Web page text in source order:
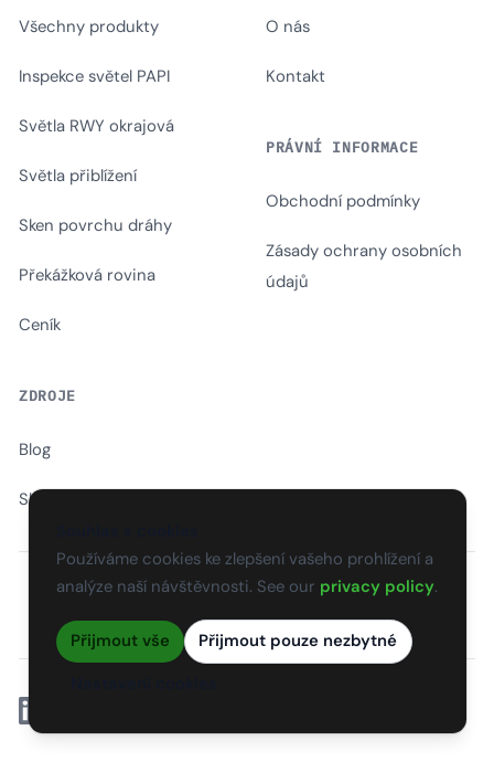
Všechny produkty
Inspekce světel PAPI
Světla RWY okrajová
Světla přiblížení
Sken povrchu dráhy
Překážková rovina
Ceník
ZDROJE
Blog
Slovník
O nás
Kontakt
PRÁVNÍ INFORMACE
Obchodní podmínky
Zásady ochrany osobních
údajů
Linkedin
Používáme cookies ke zlepšení vašeho prohlížení a
analýze naší návštěvnosti. See our privacy policy.
Přijmout vše
Přijmout pouze nezbytné